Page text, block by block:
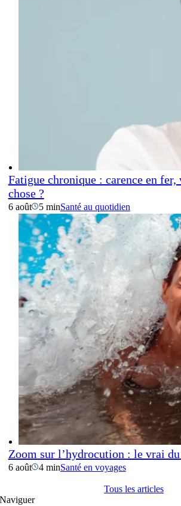
Fatigue chronique : carence en
chose ?
6 août 5 minSanté au quotidien
Zoom sur l’hydrocution : le vrai
6 août 4 minSanté en voyages
Tous les articles
Naviguer